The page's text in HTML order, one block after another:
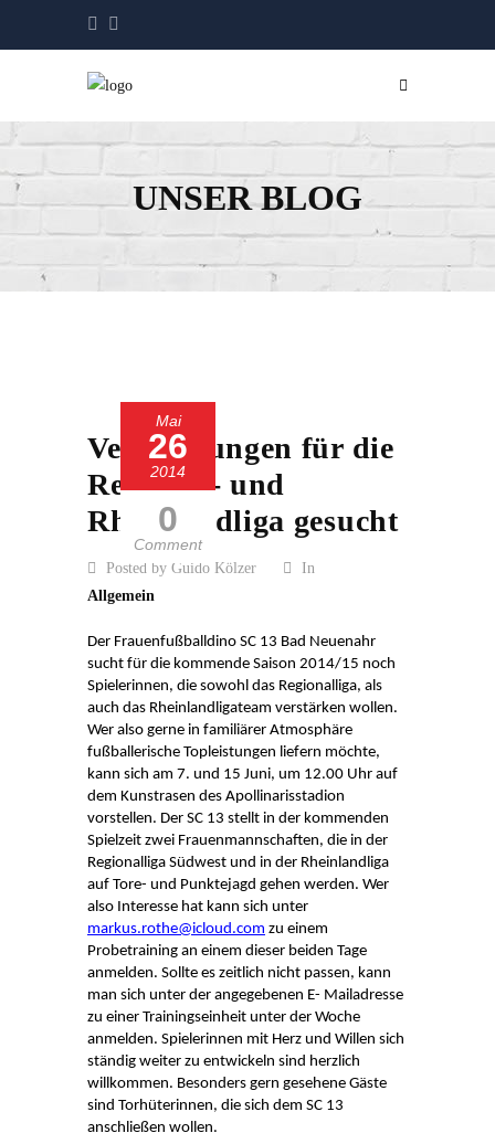
UNSER BLOG
Mai
26
2014
0
Comment
Verstärkungen für die
Regional- und
Rheinlandliga gesucht
Posted by Guido Kölzer
In
Allgemein
Der Frauenfußballdino SC 13 Bad Neuenahr
sucht für die kommende Saison 2014/15 noch
Spielerinnen, die sowohl das Regionalliga, als
auch das Rheinlandligateam verstärken wollen.
Wer also gerne in familiärer Atmosphäre
fußballerische Topleistungen liefern möchte,
kann sich am 7. und 15 Juni, um 12.00 Uhr auf
dem Kunstrasen des Apollinarisstadion
vorstellen. Der SC 13 stellt in der kommenden
Spielzeit zwei Frauenmannschaften, die in der
Regionalliga Südwest und in der Rheinlandliga
auf Tore- und Punktejagd gehen werden. Wer
also Interesse hat kann sich unter
markus.rothe@icloud.com zu einem
Probetraining an einem dieser beiden Tage
anmelden. Sollte es zeitlich nicht passen, kann
man sich unter der angegebenen E- Mailadresse
zu einer Trainingseinheit unter der Woche
anmelden. Spielerinnen mit Herz und Willen sich
ständig weiter zu entwickeln sind herzlich
willkommen. Besonders gern gesehene Gäste
sind Torhüterinnen, die sich dem SC 13
anschließen wollen.